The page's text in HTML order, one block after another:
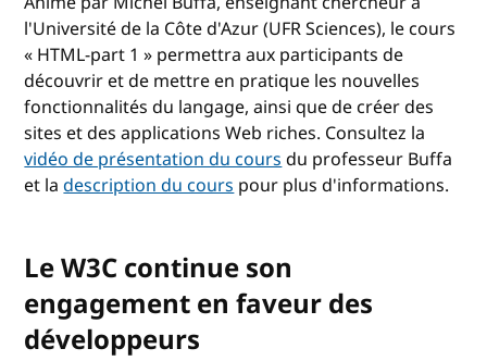
l'Université de la Côte d'Azur (UFR Sciences), le cours
« HTML-part 1 » permettra aux participants de
découvrir et de mettre en pratique les nouvelles
fonctionnalités du langage, ainsi que de créer des
sites et des applications Web riches. Consultez la
vidéo de présentation du coursdu professeur Buffa
et ladescription du courspour plus d'informations.
Le W3C continue son
engagement en faveur des
développeurs